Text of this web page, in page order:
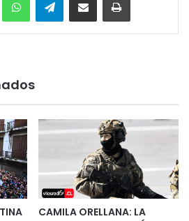
CAMILA ORELLANA: LA